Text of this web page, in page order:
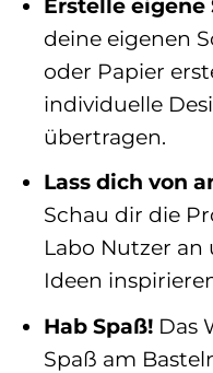
deine eigenen
oder Papier
individuelle
übertragen.
Lass dich von
Schau dir die
Labo Nutzer an
Ideen
Hab Spaß!Das
Spaß am